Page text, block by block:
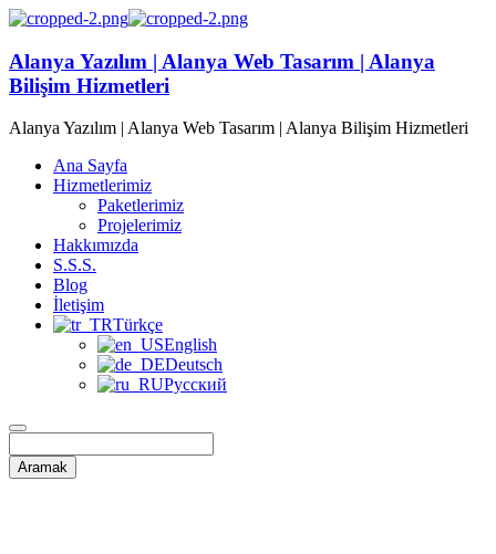
Alanya Yazılım | Alanya Web Tasarım | Alanya
Bilişim Hizmetleri
Alanya Yazılım | Alanya Web Tasarım | Alanya Bilişim Hizmetleri
Ana Sayfa
Hizmetlerimiz
Paketlerimiz
Projelerimiz
Hakkımızda
S.S.S.
Blog
İletişim
Türkçe
English
Deutsch
Русский